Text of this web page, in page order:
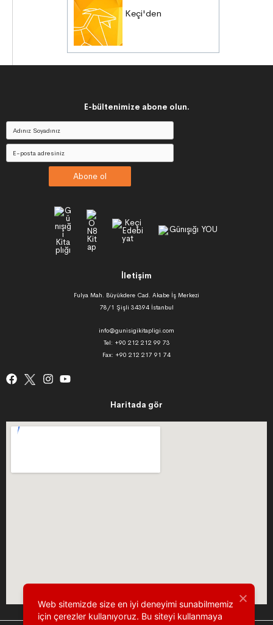
Keçi'den
E-bültenimize abone olun.
Abone ol
İletişim
Fulya Mah. Büyükdere Cad. Akabe İş Merkezi
78/1 Şişli 34394 İstanbul
info@gunisigikitapligi.com
Tel: +90 212 212 99 73
Fax: +90 212 217 91 74
Haritada gör
Web sitemizde size en iyi deneyimi sunabilmemiz
için çerezler kullanıyoruz. Bu siteyi kullanmaya